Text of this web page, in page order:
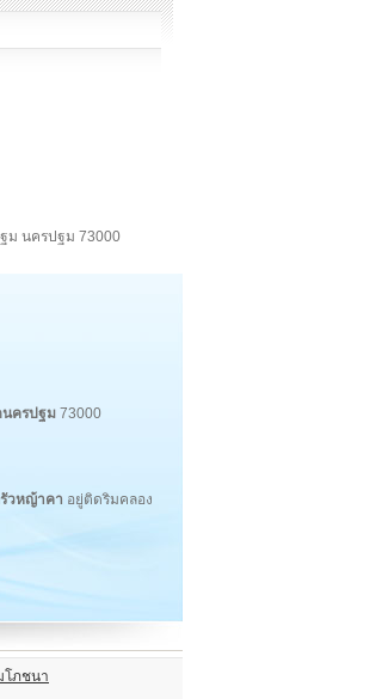
ม นครปฐม 73000
นครปฐม 73000
วหญ้าคา อยู่ติดริมคลอง
โภชนา